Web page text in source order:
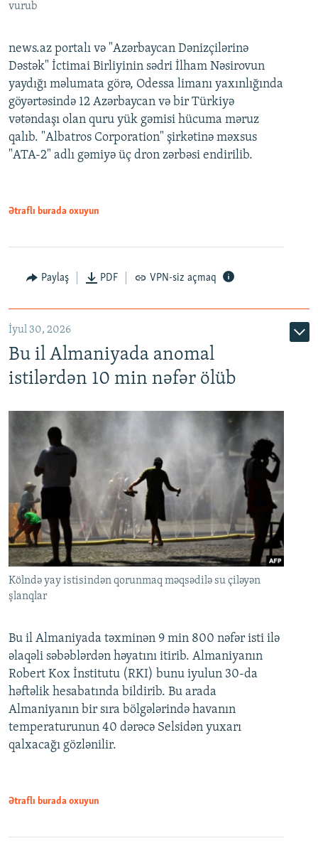
vurub
news.az portalı və "Azərbaycan Dənizçilərinə
Dəstək" İctimai Birliyinin sədri İlham Nəsirovun
yaydığı məlumata görə, Odessa limanı yaxınlığında
göyərtəsində 12 Azərbaycan və bir Türkiyə
vətəndaşı olan quru yük gəmisi hücuma məruz
qalıb. "Albatros Corporation" şirkətinə məxsus
"ATA-2" adlı gəmiyə üç dron zərbəsi endirilib.
Ətraflı burada oxuyun
Paylaş PDF VPN-siz açmaq
İyul 30, 2026
Bu il Almaniyada anomal
istilərdən 10 min nəfər ölüb
Kölndə yay istisindən qorunmaq məqsədilə su çiləyən
şlanqlar
Bu il Almaniyada təxminən 9 min 800 nəfər isti ilə
əlaqəli səbəblərdən həyatını itirib. Almaniyanın
Robert Kox İnstitutu (RKI) bunu iyulun 30-da
həftəlik hesabatında bildirib. Bu arada
Almaniyanın bir sıra bölgələrində havanın
temperaturunun 40 dərəcə Selsidən yuxarı
qalxacağı gözlənilir.
Ətraflı burada oxuyun